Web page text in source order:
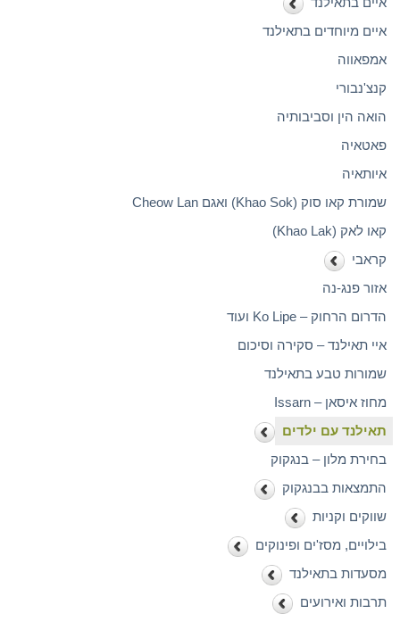
איים מיוחדים בתאילנד
אמפאווה
קנצ'נבורי
הואה הין וסביבותיה
פאטאיה
איותאיה
שמורת קאו סוק (Khao Sok) ואגם Cheow Lan
קאו לאק (Khao Lak)
קראבי
אזור פנג-נה
הדרום הרחוק – Ko Lipe ועוד
איי תאילנד – סקירה וסיכום
שמורות טבע בתאילנד
מחוז איסאן – Issarn
תאילנד עם ילדים
בחירת מלון – בנגקוק
התמצאות בבנגקוק
שווקים וקניות
בילויים, מסז'ים ופינוקים
מסעדות בתאילנד
תרבות ואירועים